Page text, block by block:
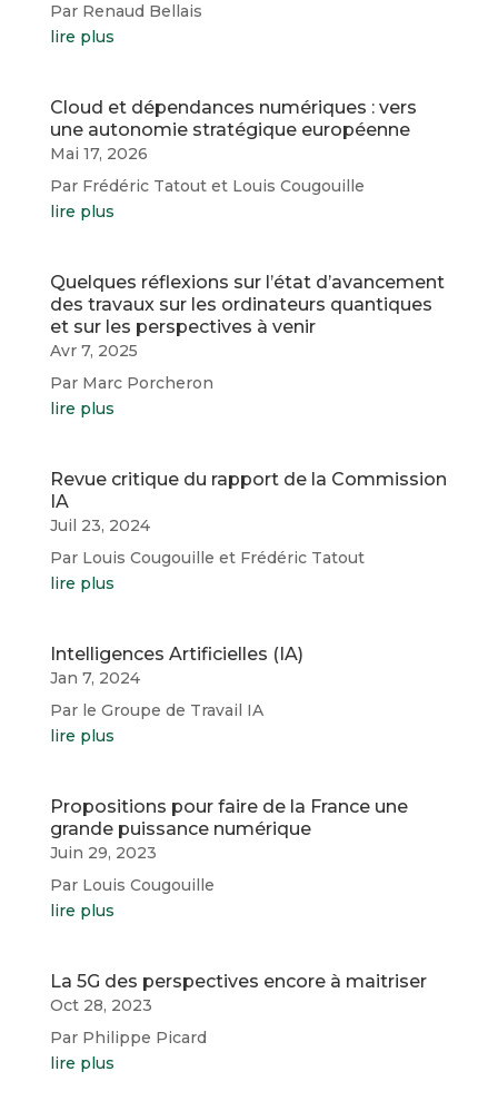
Par Renaud Bellais
lire plus
Cloud et dépendances numériques : vers
une autonomie stratégique européenne
Mai 17, 2026
Par Frédéric Tatout et Louis Cougouille
lire plus
Quelques réflexions sur l’état d’avancement
des travaux sur les ordinateurs quantiques
et sur les perspectives à venir
Avr 7, 2025
Par Marc Porcheron
lire plus
Revue critique du rapport de la Commission
IA
Juil 23, 2024
Par Louis Cougouille et Frédéric Tatout
lire plus
Intelligences Artificielles (IA)
Jan 7, 2024
Par le Groupe de Travail IA
lire plus
Propositions pour faire de la France une
grande puissance numérique
Juin 29, 2023
Par Louis Cougouille
lire plus
La 5G des perspectives encore à maitriser
Oct 28, 2023
Par Philippe Picard
lire plus